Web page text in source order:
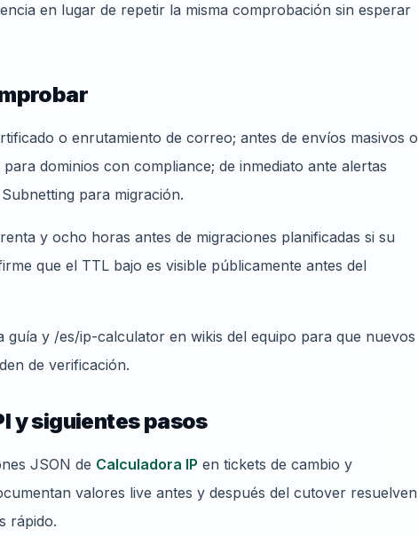
en lugar de repetir la misma comprobación sin esperar
o enrutamiento de correo; antes de envíos masivos o
dominios con compliance; de inmediato ante alertas
para migración.
y ocho horas antes de migraciones planificadas si su
que el TTL bajo es visible públicamente antes del
guía y /es/ip-calculator en wikis del equipo para que nuevos
de verificación.
y siguientes pasos
JSON de Calculadora IP en tickets de cambio y
valores live antes y después del cutover resuelven
rápido.